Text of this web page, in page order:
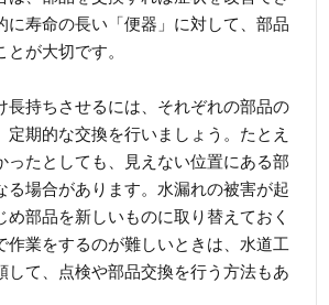
に寿命の長い「便器」に対して、部品
が大切です。
長持ちさせるには、それぞれの部品の
定期的な交換を行いましょう。たとえ
ったとしても、見えない位置にある部
る場合があります。水漏れの被害が起
め部品を新しいものに取り替えておく
作業をするのが難しいときは、水道工
して、点検や部品交換を行う方法もあ